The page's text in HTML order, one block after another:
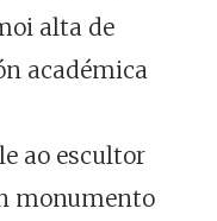
alta de
académica
ao escultor
monumento